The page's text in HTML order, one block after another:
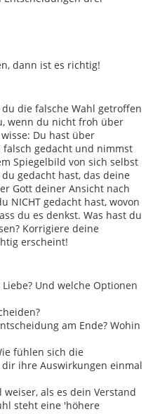
dann ist es richtig!
die falsche Wahl getroffen
wenn du nicht froh über
Du hast über
gedacht und nimmst
Spiegelbild von sich selbst
gedacht hast, das deine
Gott deiner Ansicht nach
NICHT gedacht hast, wovon
du es denkst. Was hast du
Korrigiere deine
erscheint!
Und welche Optionen
am Ende? Wohin
fühlen sich die
ihre Auswirkungen einmal
als es dein Verstand
steht eine 'höhere